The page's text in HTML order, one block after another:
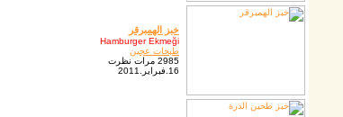
خبز الهمبرقر
Hamburger Ekmeği
طبخات عجين
2985 مرات نظرت
16.فبراير.2011